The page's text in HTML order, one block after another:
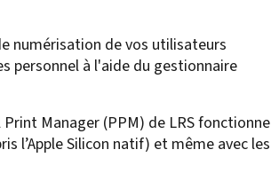
numérisation de vos utilisateurs
personnel à l'aide du gestionnaire
Manager (PPM) de LRS fonctionne
l’Apple Silicon natif) et même avec les